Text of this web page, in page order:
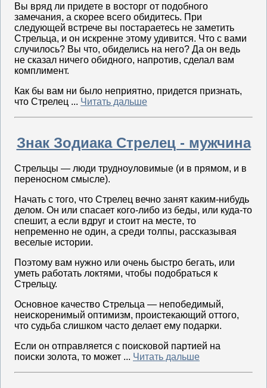
Вы вряд ли придете в восторг от подобного
замечания, а скорее всего обидитесь. При
следующей встрече вы постараетесь не заметить
Стрельца, и он искренне этому удивится. Что с вами
случилось? Вы что, обиделись на него? Да он ведь
не сказал ничего обидного, напротив, сделал вам
комплимент.
Как бы вам ни было неприятно, придется признать,
что Стрелец ... Читать дальше
Знак Зодиака Стрелец - мужчина
Стрельцы — люди трудноуловимые (и в прямом, и в
переносном смысле).
Начать с того, что Стрелец вечно занят каким-нибудь
делом. Он или спасает кого-либо из беды, или куда-то
спешит, а если вдруг и стоит на месте, то
непременно не один, а среди толпы, рассказывая
веселые истории.
Поэтому вам нужно или очень быстро бегать, или
уметь работать локтями, чтобы подобраться к
Стрельцу.
Основное качество Стрельца — непобедимый,
неискоренимый оптимизм, проистекающий оттого,
что судьба слишком часто делает ему подарки.
Если он отправляется с поисковой партией на
поиски золота, то может ... Читать дальше